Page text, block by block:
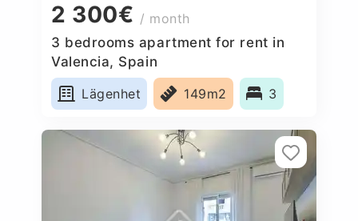
2 300€ / month
3 bedrooms apartment for rent in
Valencia, Spain
Lägenhet
149m2 3